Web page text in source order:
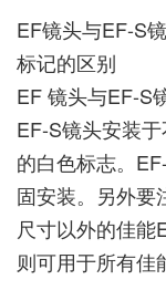
EF镜头与EF-S
标记的区别
EF 镜头与EF-S
EF-S镜头安装
的白色标志。
固安装。另外要
尺寸以外的佳
则可用于所有佳